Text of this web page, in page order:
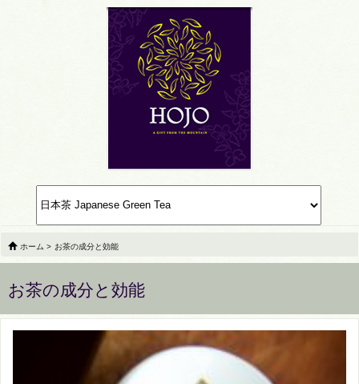
ホーム > お茶の成分と効能
お茶の成分と効能